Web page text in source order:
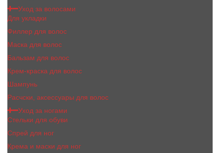
Уход за волосами
Для укладки
Филлер для волос
Маска для волос
Бальзам для волос
Крем-краска для волос
Шампунь
Расчски, аксессуары для волос
Уход за ногами
Стельки для обуви
Спрей для ног
Крема и маски для ног